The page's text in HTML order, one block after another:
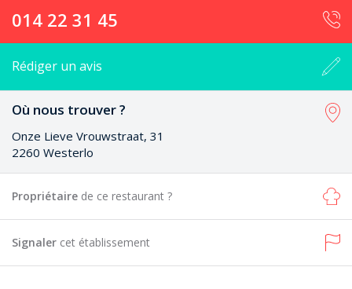
014 22 31 45
Rédiger un avis
Où nous trouver ?
Onze Lieve Vrouwstraat, 31
2260 Westerlo
Propriétaire de ce restaurant ?
Signaler cet établissement